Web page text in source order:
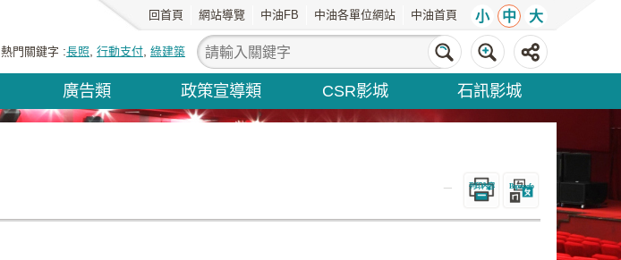
回首頁 網站導覽 中油FB 中油各單位網站 中油首頁 小 中 大
熱門關鍵字 長照 行動支付 綠建築
廣告類 政策宣導類 CSR影城 石訊影城
列印內容 Bopomofo